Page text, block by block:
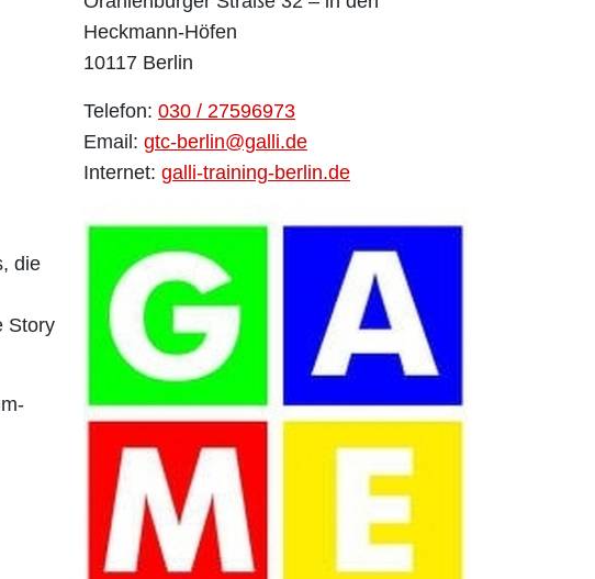
die
Story
Heckmann-Höfen
10117 Berlin
Telefon: 030 / 27596973
Email: gtc-berlin@galli.de
Internet: galli-training-berlin.de